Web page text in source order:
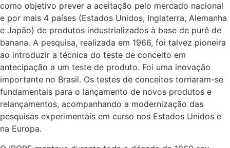
como objetivo prever a aceitação pelo mercado nacional
e por mais 4 países (Estados Unidos, Inglaterra, Alemanha
e Japão) de produtos industrializados à base de purê de
banana. A pesquisa, realizada em 1966, foi talvez pioneira
ao introduzir a técnica do teste de conceito em
antecipação a um teste de produto. Foi uma inovação
importante no Brasil. Os testes de conceitos tornaram-se
fundamentais para o lançamento de novos produtos e
relançamentos, acompanhando a modernização das
pesquisas experimentais em curso nos Estados Unidos e
na Europa.